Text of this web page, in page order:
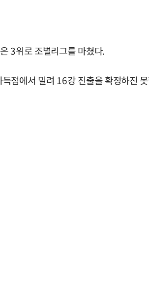
3위로 조별리그를 마쳤다.
점에서 밀려 16강 진출을 확정하진